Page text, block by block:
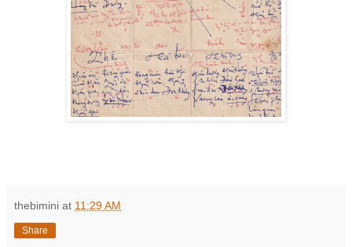
thebimini at 11:29 AM
Share